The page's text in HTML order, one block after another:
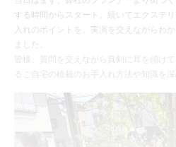
する時間からスタート。続いてエクステ
入れのポイントを、実演を交えながらわ
ました。
皆様、質問を交えながら真剣に耳を傾け
るご自宅の植栽のお手入れ方法や知識を